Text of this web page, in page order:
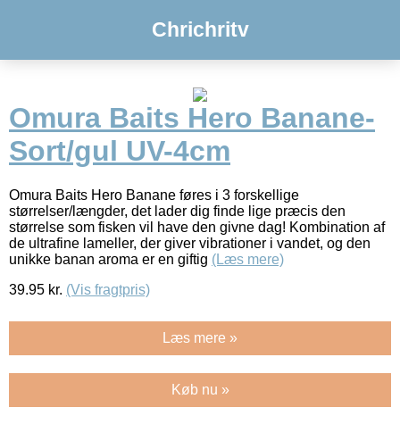
Chrichritv
Omura Baits Hero Banane-
Sort/gul UV-4cm
Omura Baits Hero Banane føres i 3 forskellige
størrelser/længder, det lader dig finde lige præcis den
størrelse som fisken vil have den givne dag! Kombination af
de ultrafine lameller, der giver vibrationer i vandet, og den
unikke banan aroma er en giftig (Læs mere)
39.95 kr. (Vis fragtpris)
Læs mere »
Køb nu »